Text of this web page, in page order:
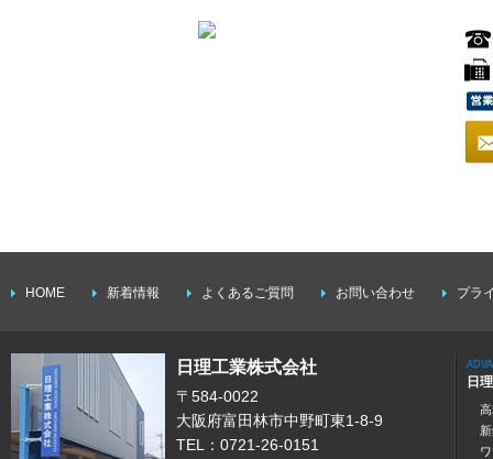
HOME 新着情報 よくあるご質問 お問い合わせ プラ
日理工業株式会社
〒584-0022
大阪府富田林市中野町東1-8-9
TEL：0721-26-0151
日